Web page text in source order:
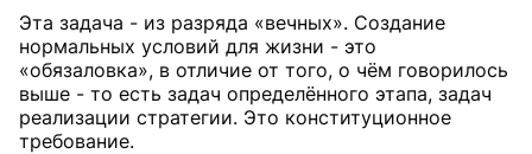
Эта задача - из разряда «вечных». Создание
нормальных условий для жизни - это
«обязаловка», в отличие от того, о чём говорилось
выше - то есть задач определённого этапа, задач
реализации стратегии. Это конституционное
требование.